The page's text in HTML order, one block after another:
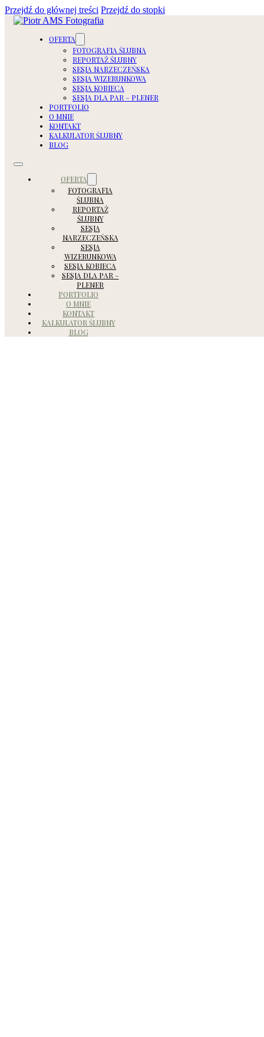
Przejdź do głównej treści Przejdź do stopki
OFERTA
FOTOGRAFIA ŚLUBNA
REPORTAŻ ŚLUBNY
SESJA NARZECZEŃSKA
SESJA WIZERUNKOWA
SESJA KOBIECA
SESJA DLA PAR – PLENER
PORTFOLIO
O MNIE
KONTAKT
KALKULATOR ŚLUBNY
BLOG
OFERTA
FOTOGRAFIA
ŚLUBNA
REPORTAŻ
ŚLUBNY
SESJA
NARZECZEŃSKA
SESJA
WIZERUNKOWA
SESJA KOBIECA
SESJA DLA PAR –
PLENER
PORTFOLIO
O MNIE
KONTAKT
KALKULATOR ŚLUBNY
BLOG